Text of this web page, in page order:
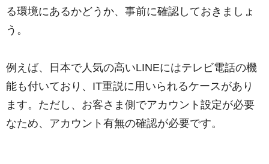
る環境にあるかどうか、事前に確認しておきましょ
う。
例えば、日本で人気の高いLINEにはテレビ電話の機
能も付いており、IT重説に用いられるケースがあり
ます。ただし、お客さま側でアカウント設定が必要
なため、アカウント有無の確認が必要です。